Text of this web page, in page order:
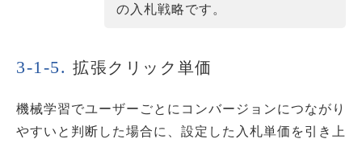
の入札戦略です。
拡張クリック単価
機械学習でユーザーごとにコンバージョンにつながり
やすいと判断した場合に、設定した入札単価を引き上